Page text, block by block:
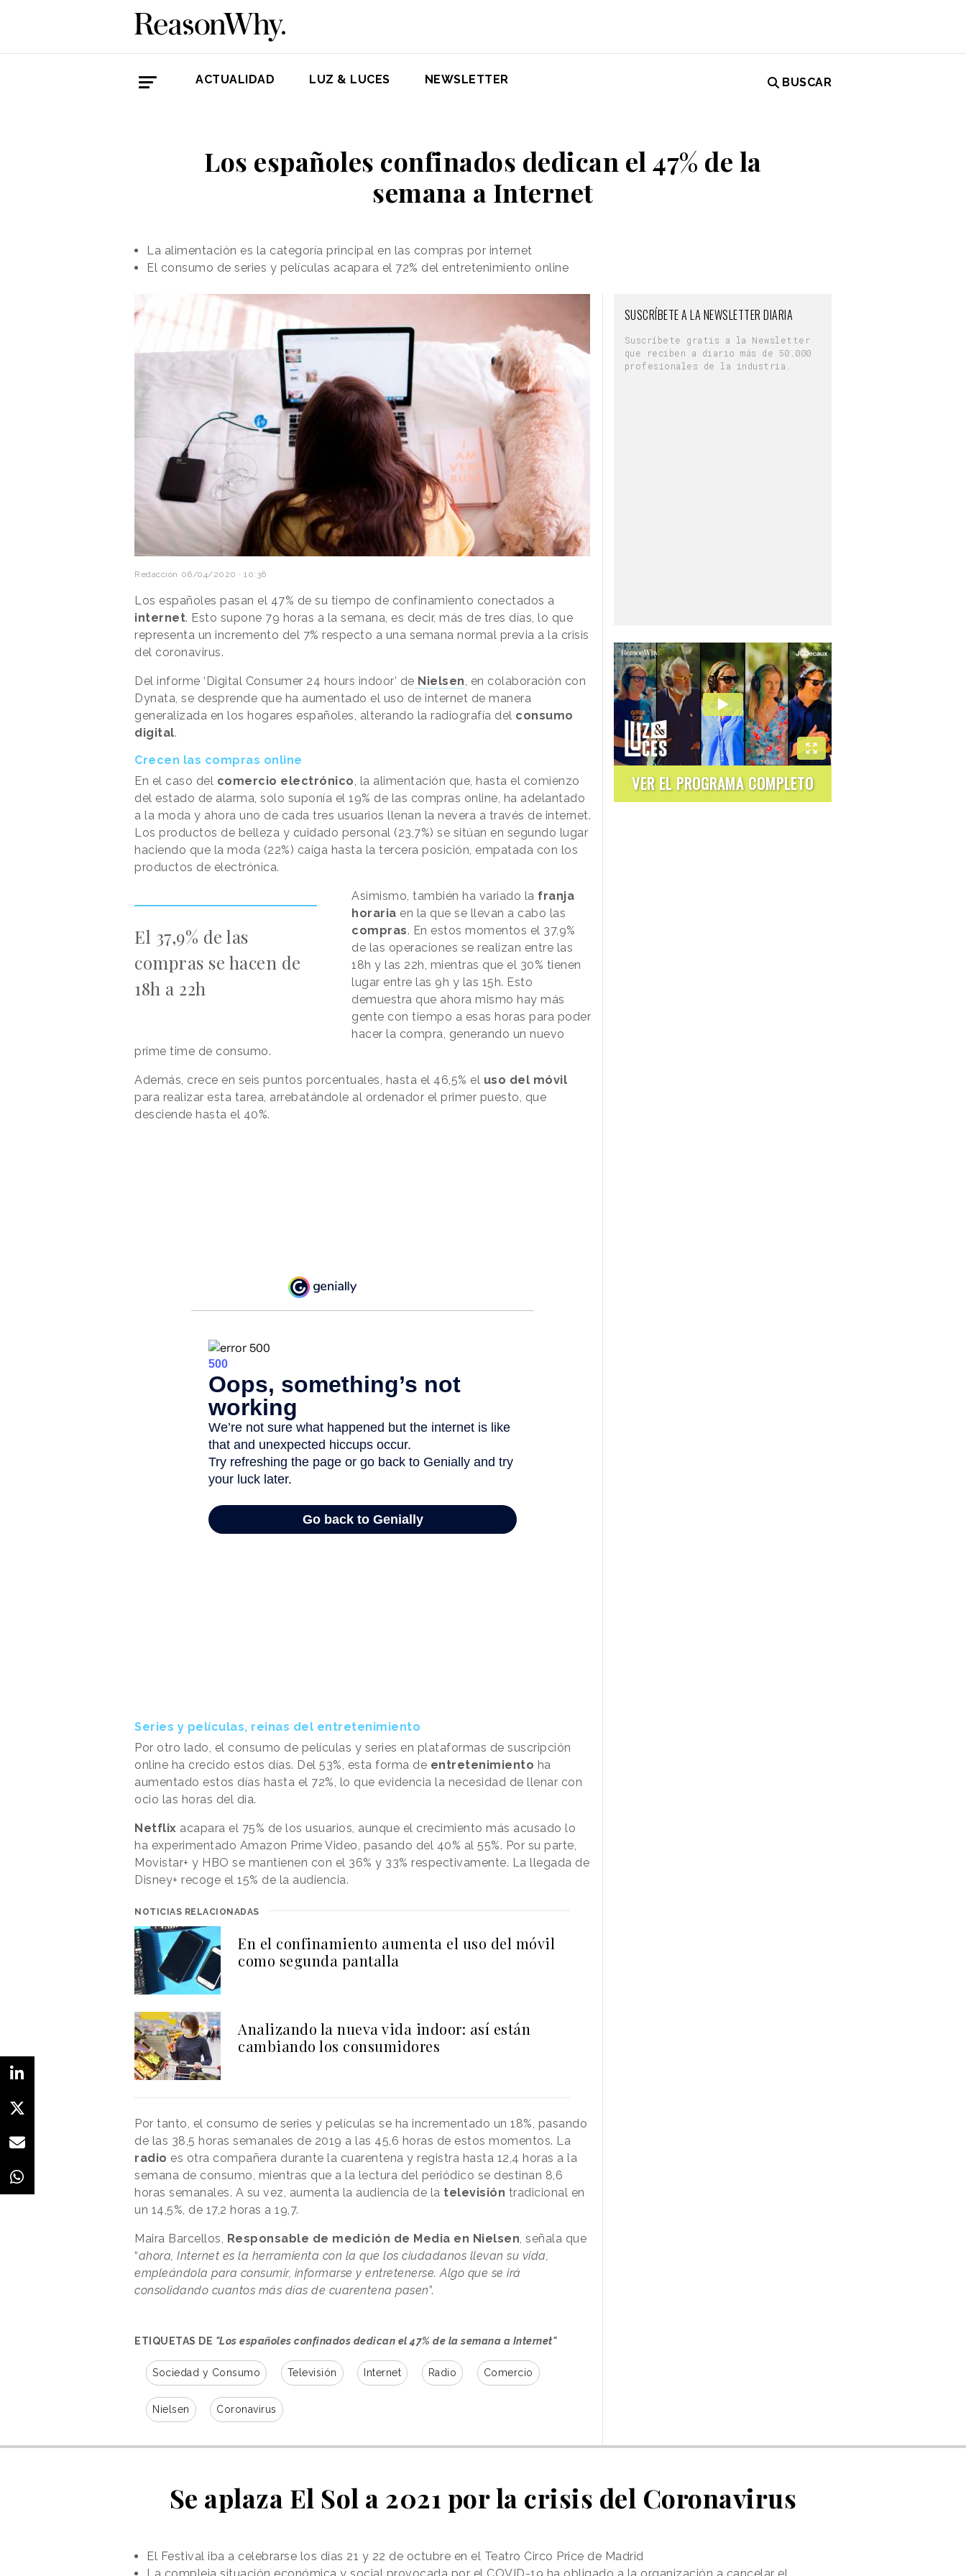
ACTUALIDAD LUZ & LUCES NEWSLETTER BUSCAR
Los españoles confinados dedican el 47% de la
semana a Internet
La alimentación es la categoría principal en las compras por internet
El consumo de series y películas acapara el 72% del entretenimiento online
Redacción 06/04/2020 · 10:36
Los españoles pasan el 47% de su tiempo de confinamiento conectados a
internet. Esto supone 79 horas a la semana, es decir, más de tres días, lo que
representa un incremento del 7% respecto a una semana normal previa a la crisis
del coronavirus.
Del informe ‘Digital Consumer 24 hours indoor’ de Nielsen , en colaboración con
Dynata, se desprende que ha aumentado el uso de internet de manera
generalizada en los hogares españoles, alterando la radiografía del consumo
digital.
Crecen las compras online
En el caso del comercio electrónico , la alimentación que, hasta el comienzo
del estado de alarma, solo suponía el 19% de las compras online, ha adelantado
a la moda y ahora uno de cada tres usuarios llenan la nevera a través de internet.
Los productos de belleza y cuidado personal (23,7%) se sitúan en segundo lugar
haciendo que la moda (22%) caiga hasta la tercera posición, empatada con los
productos de electrónica.
El 37,9% de las
compras se hacen de
18h a 22h
Asimismo, también ha variado la franja
horaria en la que se llevan a cabo las
compras. En estos momentos el 37,9%
de las operaciones se realizan entre las
18h y las 22h, mientras que el 30% tienen
lugar entre las 9h y las 15h. Esto
demuestra que ahora mismo hay más
gente con tiempo a esas horas para poder
hacer la compra, generando un nuevo
prime time de consumo.
Además, crece en seis puntos porcentuales, hasta el 46,5% el uso del móvil
para realizar esta tarea, arrebatándole al ordenador el primer puesto, que
desciende hasta el 40%.
Series y películas, reinas del entretenimiento
Por otro lado, el consumo de películas y series en plataformas de suscripción
online ha crecido estos días. Del 53%, esta forma de entretenimiento ha
aumentado estos días hasta el 72%, lo que evidencia la necesidad de llenar con
ocio las horas del día.
Netflix acapara el 75% de los usuarios, aunque el crecimiento más acusado lo
ha experimentado Amazon Prime Video, pasando del 40% al 55%. Por su parte,
Movistar+ y HBO se mantienen con el 36% y 33% respectivamente. La llegada de
Disney+ recoge el 15% de la audiencia.
NOTICIAS RELACIONADAS
En el confinamiento aumenta el uso del móvil
como segunda pantalla
Analizando la nueva vida indoor: así están
cambiando los consumidores
Por tanto, el consumo de series y películas se ha incrementado un 18%, pasando
de las 38,5 horas semanales de 2019 a las 45,6 horas de estos momentos. La
radio es otra compañera durante la cuarentena y registra hasta 12,4 horas a la
semana de consumo, mientras que a la lectura del periódico se destinan 8,6
horas semanales. A su vez, aumenta la audiencia de la televisión tradicional en
un 14,5%, de 17,2 horas a 19,7.
Maira Barcellos, Responsable de medición de Media en Nielsen, señala que
“ahora, Internet es la herramienta con la que los ciudadanos llevan su vida,
empleándola para consumir, informarse y entretenerse. Algo que se irá
consolidando cuantos más días de cuarentena pasen”.
ETIQUETAS DE "Los españoles confinados dedican el 47% de la semana a Internet"
Sociedad y Consumo Televisión Internet Radio Comercio
Nielsen Coronavirus
SUSCRÍBETE A LA NEWSLETTER DIARIA
Suscríbete gratis a la Newsletter
que reciben a diario más de 50.000
profesionales de la industria.
VER EL PROGRAMA COMPLETO
Se aplaza El Sol a 2021 por la crisis del Coronavirus
El Festival iba a celebrarse los días 21 y 22 de octubre en el Teatro Circo Price de Madrid